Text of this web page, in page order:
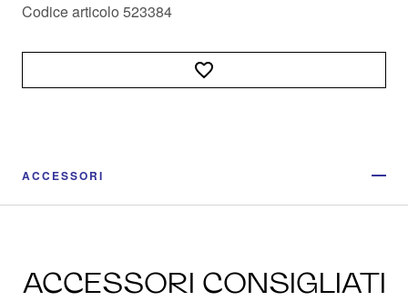
Codice articolo 523384
ACCESSORI
ACCESSORI CONSIGLIATI